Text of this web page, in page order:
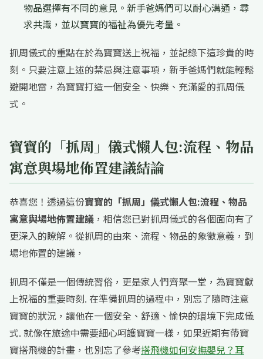
物品選擇有不同的意見。新手爸媽們可以耐心溝通，尋
求共識，並以寶寶的福祉為優先考量。
抓周儀式的重點在於為寶寶送上祝福，並記錄下這珍貴的時
刻。只要注意上述的禁忌與注意事項，新手爸媽們就能輕鬆
避開地雷，為寶寶打造一個安全、快樂、充滿愛的抓周儀
式。
寶寶的「抓周」儀式懶人包:流程、物品
寓意與場地佈置建議結論
恭喜您！透過這份寶寶的「抓周」儀式懶人包:流程、物品
寓意與場地佈置建議 ，相信您已對抓周儀式的各個面向有了
更深入的瞭解。從抓周的由來、流程、物品的象徵意義，到
場地佈置的建議，
抓周不僅是一個傳統習俗，更是家人們齊聚一堂，為寶寶獻
上祝福的重要時刻. 在準備抓周的過程中，別忘了隨時注意
寶寶的狀況，讓他在一個安全、舒適、愉快的環境下完成儀
式. 就像在旅途中需要細心呵護寶寶一樣，如果近期有帶寶
寶搭飛機的計畫，也別忘了參考搭飛機如何安撫嬰兒？耳